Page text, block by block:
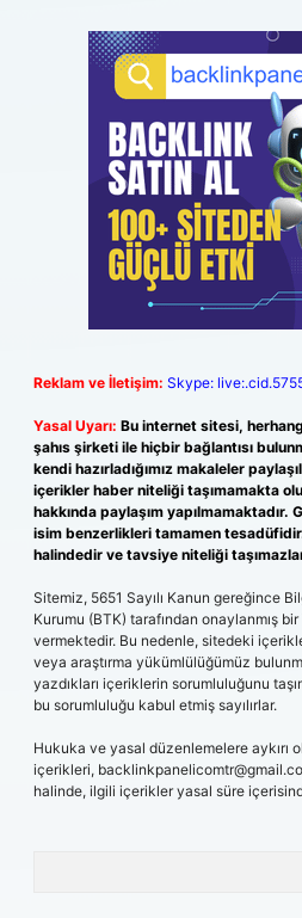
Reklam ve İletişim: Skype:
Yasal Uyarı: Bu internet sitesi,
şahıs şirketi ile hiçbir bağlantısı
kendi hazırladığımız makaleler
içerikler haber niteliği taşımamakta
hakkında paylaşım yapılmamaktadır.
isim benzerlikleri tamamen
halindedir ve tavsiye niteliği
Sitemiz, 5651 Sayılı Kanun gereğince
Kurumu (BTK) tarafından onaylanmış
vermektedir. Bu nedenle, sitedeki
veya araştırma yükümlülüğümüz
yazdıkları içeriklerin sorumluluğunu
bu sorumluluğu kabul etmiş sayılırlar.
Hukuka ve yasal düzenlemelere aykırı
içerikleri,
halinde, ilgili içerikler yasal süre